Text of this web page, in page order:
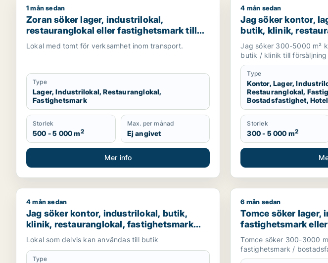
Zoran söker lager, industrilokal, restauranglokal eller fastighetsmark till salu i
1 mån sedan
Zoran söker lager, industrilokal,
restauranglokal eller fastighetsmark till
salu i Malmö
Lokal med tomt för verksamhet inom transport.
Type
Lager, Industrilokal, Restauranglokal,
Fastighetsmark
Storlek
500 - 5 000 m2
Max. per månad
Ej angivet
Mer info
Jag söker kontor,
4 mån sedan
Jag söker kontor,
butik, klinik,
fastighetsmark,
eller garage till salu
Jag söker 300-5000 m²
butik / klinik till försäljning
Type
Kontor, Lager,
Restauranglokal,
Bostadsfastighet,
Storlek
300 - 5 000 m2
Jag söker kontor, industrilokal, butik, klinik, restauranglokal, fastighetsmark
4 mån sedan
Jag söker kontor, industrilokal, butik,
klinik, restauranglokal, fastighetsmark
eller bostadsfastighet till salu i Malmö
Lokal som delvis kan användas till butik
Type
Tomce söker lager,
6 mån sedan
Tomce söker lager,
fastighetsmark
salu i Staffanstorp,
m.fl.
Tomce söker 300-3000
fastighetsmark /